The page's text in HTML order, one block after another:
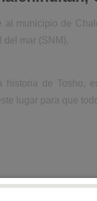
al municipio de
del mar (SNM).
de Tosho,
lugar para que